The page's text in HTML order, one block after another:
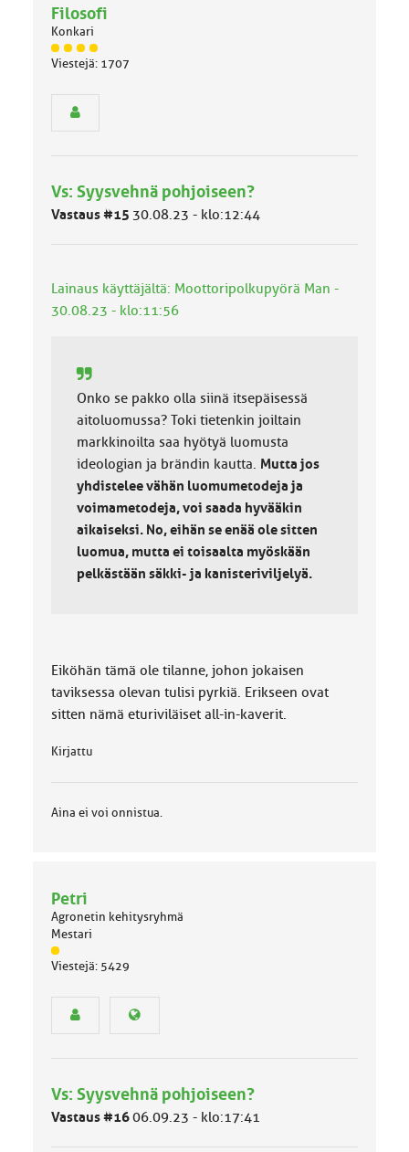
n
e
Filosofi
Konkari
J
ä
m
ä
k
a
Viestejä: 1707
Vs: Syysvehnä pohjoiseen?
Vastaus #15 30.08.23 - klo:12:44
Lainaus käyttäjältä: Moottoripolkupyörä Man -
30.08.23 - klo:11:56
Onko se pakko olla siinä itsepäisessä
aitoluomussa? Toki tietenkin joiltain
markkinoilta saa hyötyä luomusta
ideologian ja brändin kautta. Mutta jos
yhdistelee vähän luomumetodeja ja
voimametodeja, voi saada hyvääkin
aikaiseksi. No, eihän se enää ole sitten
luomua, mutta ei toisaalta myöskään
pelkästään säkki- ja kanisteriviljelyä.
Eiköhän tämä ole tilanne, johon jokaisen
taviksessa olevan tulisi pyrkiä. Erikseen ovat
sitten nämä eturiviläiset all-in-kaverit.
Kirjattu
Aina ei voi onnistua.
Petri
Agronetin kehitysryhmä
Mestari
J
ä
m
ä
Viestejä: 5429
Vs: Syysvehnä pohjoiseen?
Vastaus #1606.09.23 - klo:17:41